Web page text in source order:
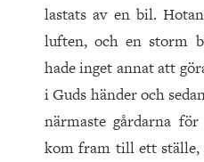
lastats av en bil.
luften, och en storm
hade inget annat att
i Guds händer och
närmaste gårdarna
kom fram till ett ställe,